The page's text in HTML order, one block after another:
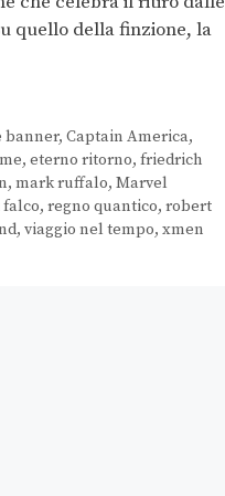
quello della finzione, la
banner, Captain America,
, eterno ritorno, friedrich
, mark ruffalo, Marvel
falco, regno quantico, robert
, viaggio nel tempo, xmen